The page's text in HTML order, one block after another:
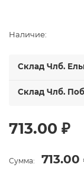
Наличие:
Склад Члб.
Склад Члб.
713.00 ₽
Сумма: 713.00